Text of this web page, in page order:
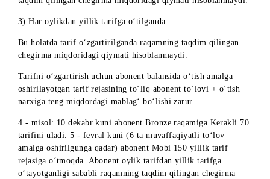
rejasiga o‘tmoqda.. Bu holatda «Xotirjam 60» tarif
abonent to‘lovi «Xotirjam 100» tarif rejasidan kamroq
bo‘lganligi sababli raqamning taqdim qilingan chegirma
2. Abonent to‘lovi ko‘proq bo‘lgan har qanday tarif rejasiga
o‘tilganda.
Bu holatda tarif o‘zgartirilganda raqamning taqdim qilingan
chegirma doirasidagi qiymati hisoblanmaydi. O‘tish amalga
oshirilgandan keyin qoldiq davr uchun abonent to‘lovi
yechilmaguncha tarif rejasini o‘zgartirishga va shartnomani